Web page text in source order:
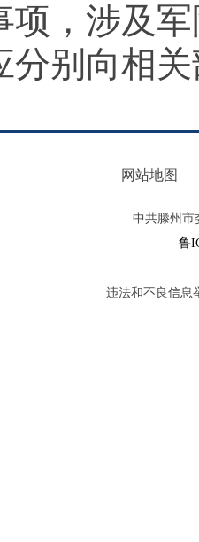
项，涉及
分别向相
网站地图
中共滕州
鲁
违法和不良信息